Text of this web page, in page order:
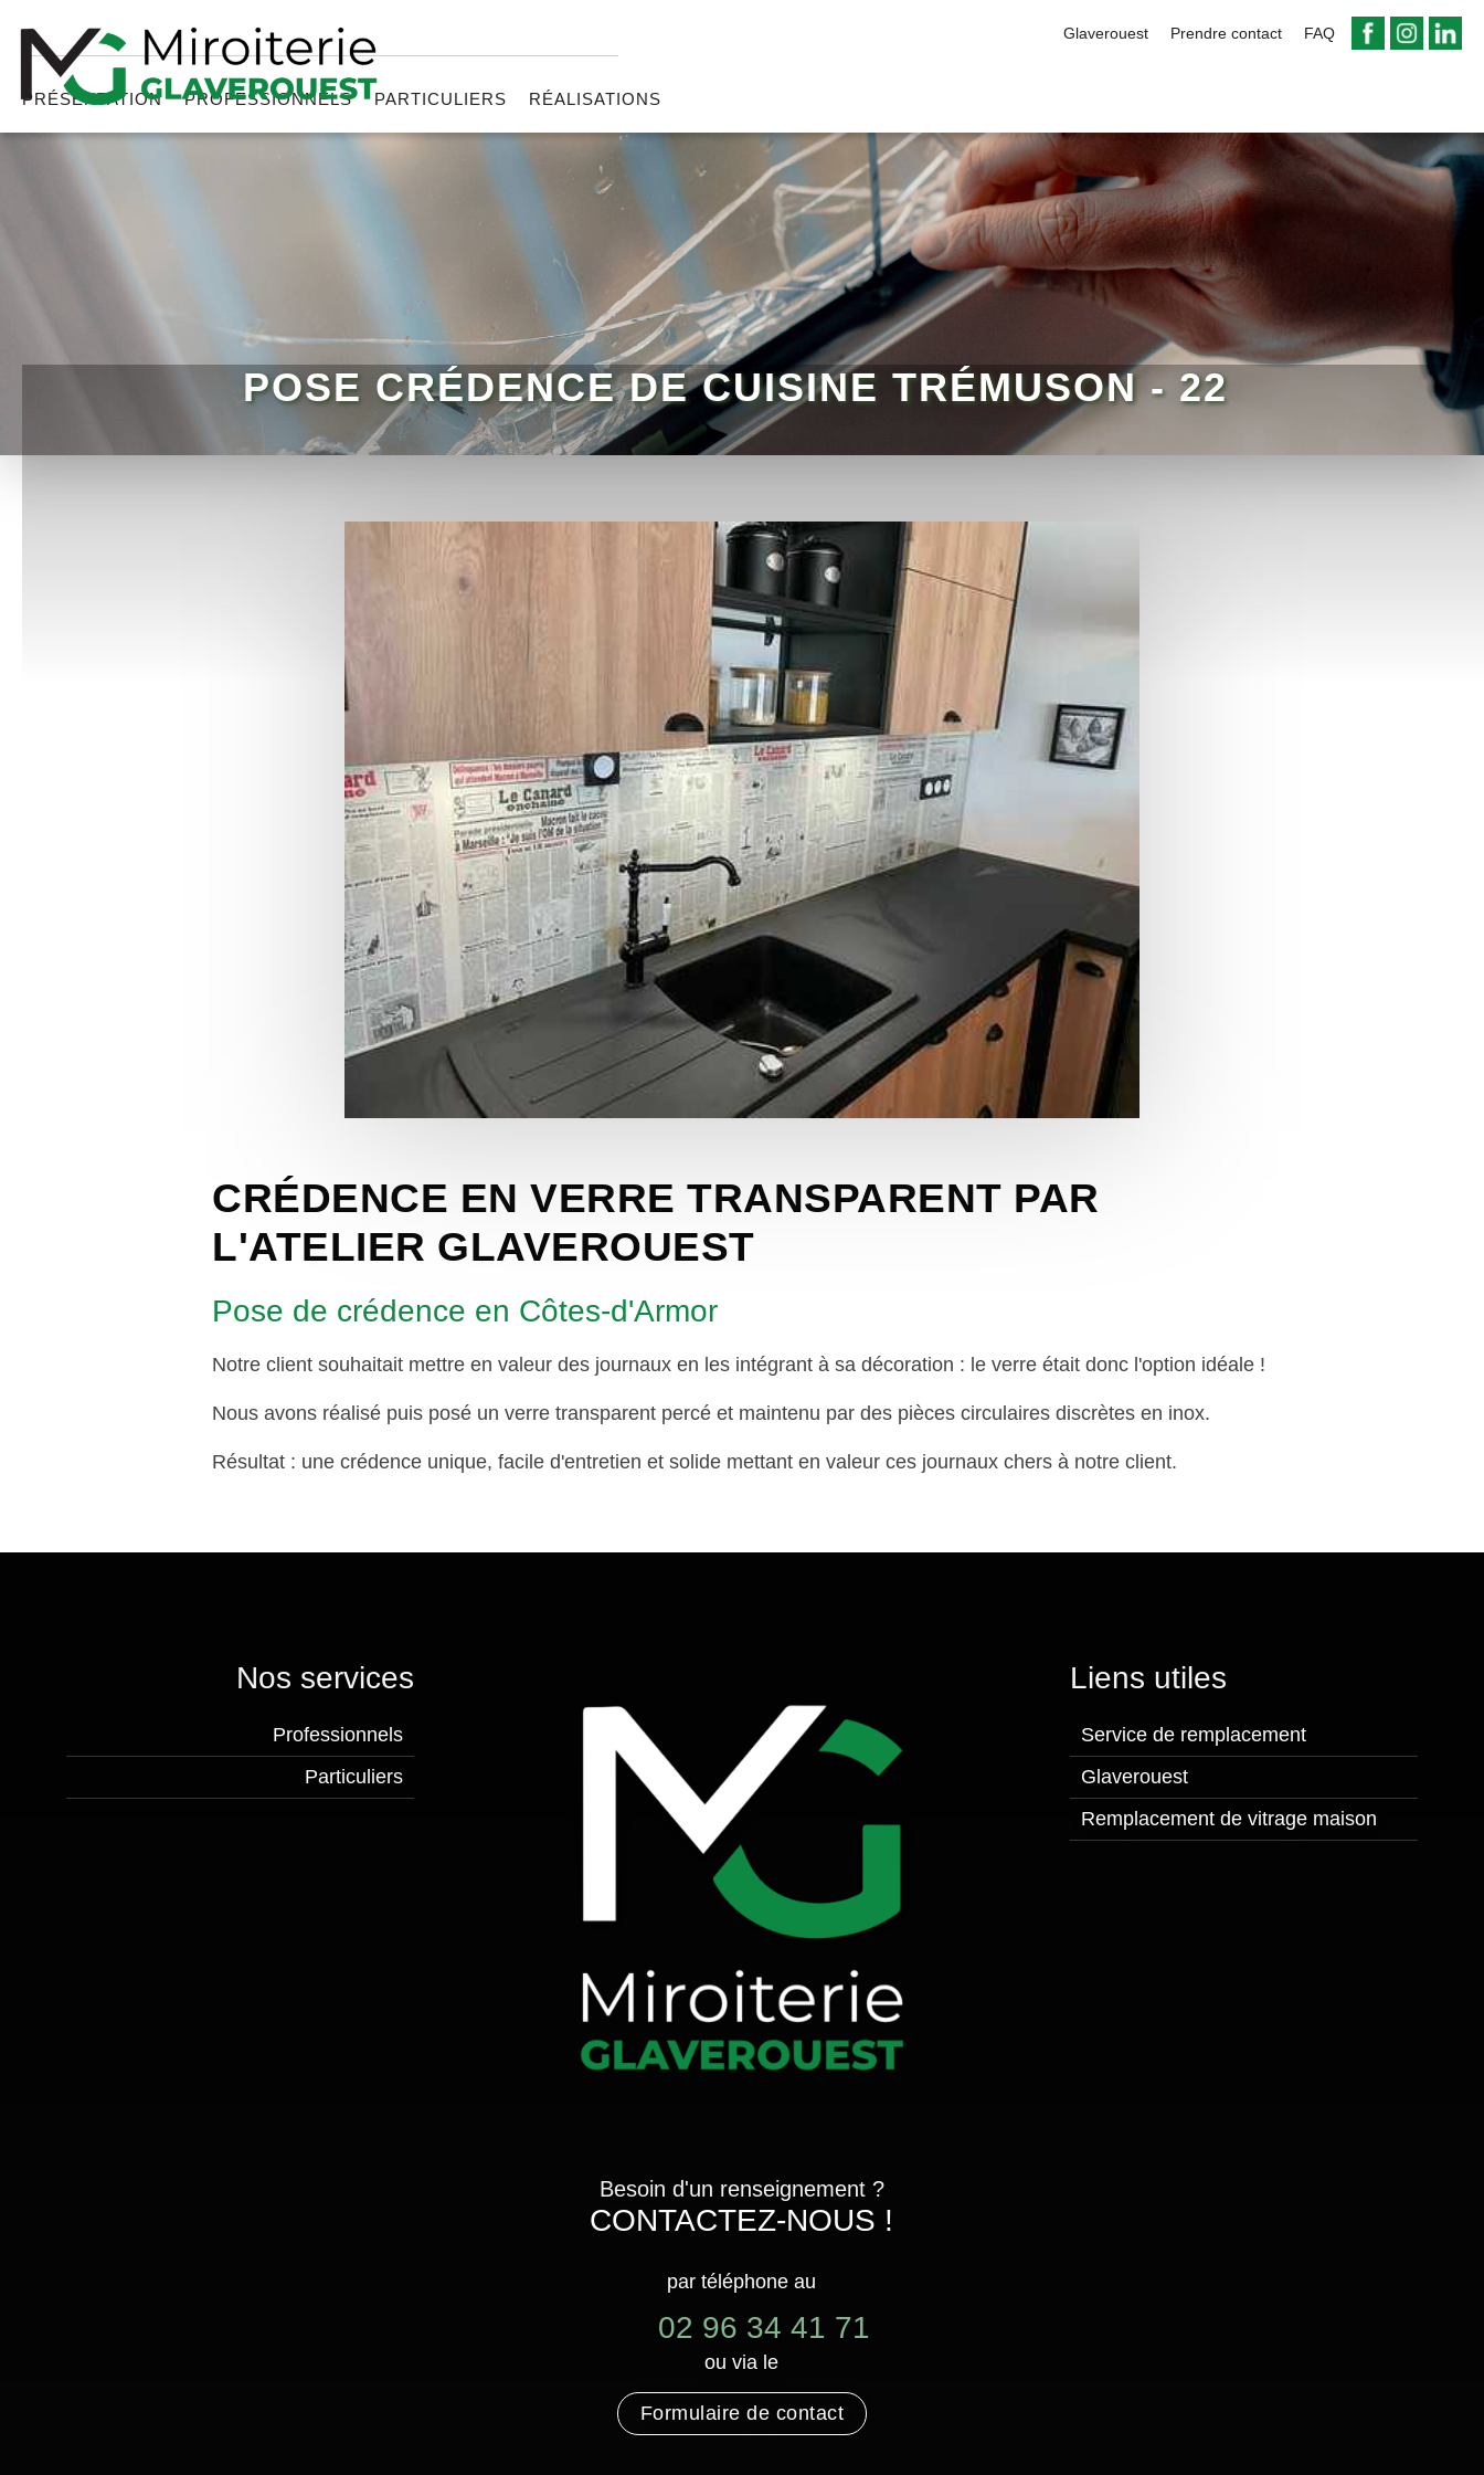
Glaverouest Prendre contact FAQ
PRÉSENTATION PROFESSIONNELS PARTICULIERS RÉALISATIONS
POSE CRÉDENCE DE CUISINE TRÉMUSON - 22
CRÉDENCE EN VERRE TRANSPARENT PAR
L'ATELIER GLAVEROUEST
Pose de crédence en Côtes-d'Armor
Notre client souhaitait mettre en valeur des journaux en les intégrant à sa décoration : le verre était donc l'option idéale !
Nous avons réalisé puis posé un verre transparent percé et maintenu par des pièces circulaires discrètes en inox.
Résultat : une crédence unique, facile d'entretien et solide mettant en valeur ces journaux chers à notre client.
Nos services
Professionnels
Particuliers
Besoin d'un renseignement ?
CONTACTEZ-NOUS !
par téléphone au
02 96 34 41 71
ou via le
Formulaire de contact
Liens utiles
Service de remplacement
Glaverouest
Remplacement de vitrage maison